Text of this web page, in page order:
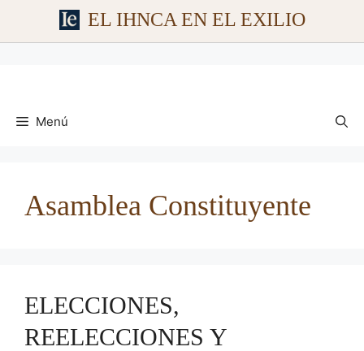
EL IHNCA EN EL EXILIO
contenido
Menú
Asamblea Constituyente
ELECCIONES,
REELECCIONES Y